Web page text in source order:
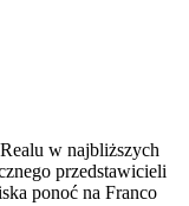
w najbliższych
przedstawicieli
ponoć na Franco